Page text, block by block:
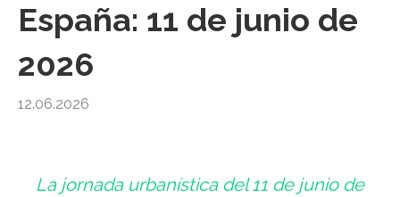
España: 11 de junio de
2026
12.06.2026
La jornada urbanística del 11 de junio de